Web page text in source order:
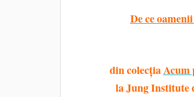
De ce
din colecțiaAcum
la Jung Institute